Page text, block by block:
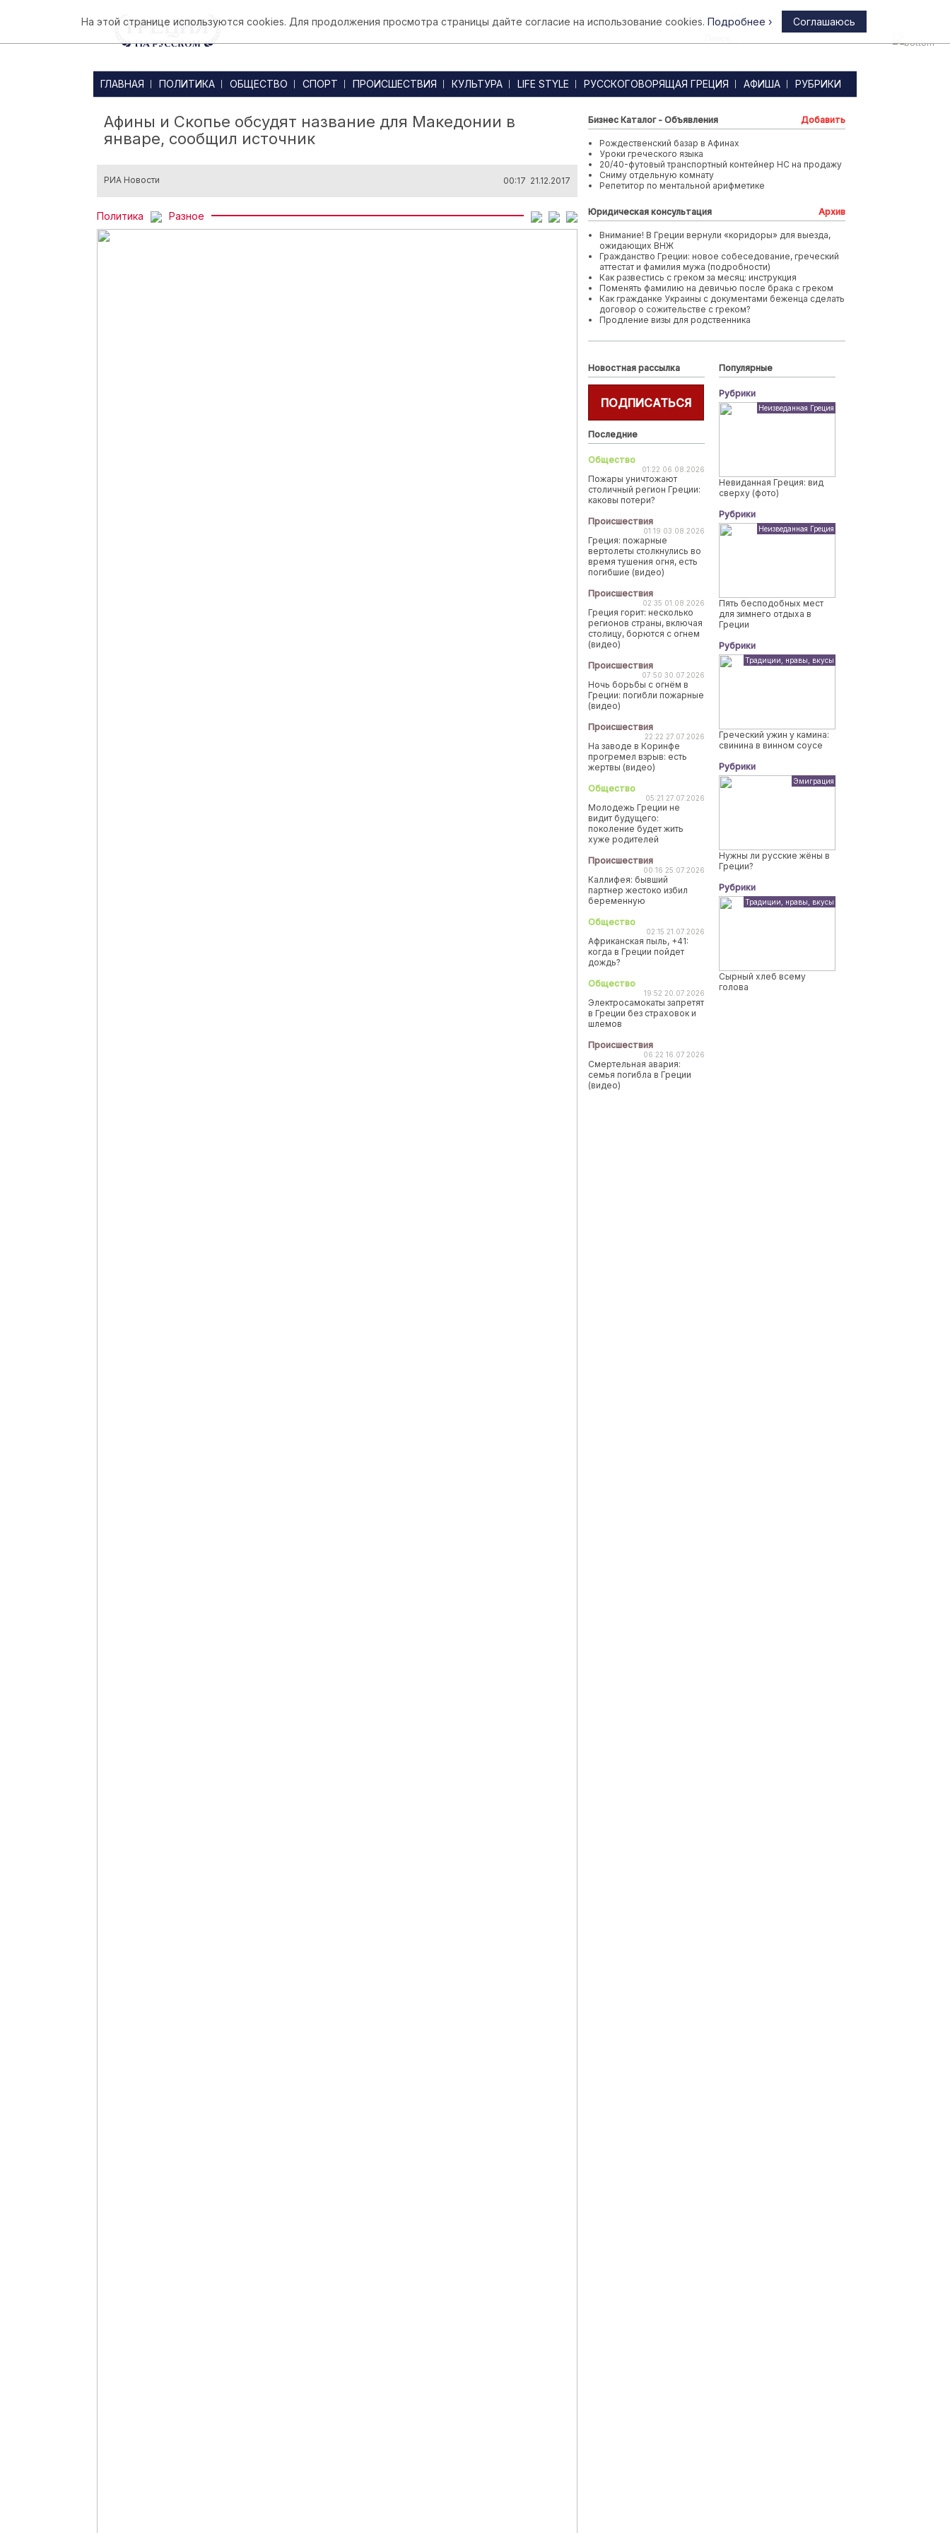
Афины
ГЛАВНАЯ ПОЛИТИКА ОБЩЕСТВО СПОРТ ПРОИСШЕСТВИЯ КУЛЬТУРА LIFE STYLE РУССКОГОВОРЯЩАЯ ГРЕЦИЯ АФИША РУБРИКИ
Афины и Скопье обсудят название для Македонии в
январе, сообщил источник
РИА Новости 00:17 21.12.2017
Политика Разное
Бизнес Каталог - Объявления Добавить
Рождественский базар в Афинах
Уроки греческого языка
20/40-футовый транспортный контейнер HC на продажу
Сниму отдельную комнату
Репетитор по ментальной арифметике
Юридическая консультация Архив
Внимание! В Греции вернули «коридоры» для выезда,
ожидающих ВНЖ
Гражданство Греции: новое собеседование, греческий
аттестат и фамилия мужа (подробности)
Как развестись с греком за месяц: инструкция
Поменять фамилию на девичью после брака с греком
Как гражданке Украины с документами беженца сделать
договор о сожительстве с греком?
Продление визы для родственника
Новостная рассылка
ПОДПИСАТЬСЯ
Последние
Общество
01:22 06.08.2026
Пожары уничтожают
столичный регион Греции:
каковы потери?
Происшествия
01:19 03.08.2026
Греция: пожарные
вертолеты столкнулись во
время тушения огня, есть
погибшие (видео)
Происшествия
02:35 01.08.2026
Греция горит: несколько
регионов страны, включая
столицу, борются с огнем
(видео)
Происшествия
07:50 30.07.2026
Ночь борьбы с огнём в
Греции: погибли пожарные
(видео)
Происшествия
22:22 27.07.2026
На заводе в Коринфе
прогремел взрыв: есть
жертвы (видео)
Общество
05:21 27.07.2026
Молодежь Греции не
видит будущего:
поколение будет жить
хуже родителей
Происшествия
00:16 25.07.2026
Каллифея: бывший
партнер жестоко избил
беременную
Общество
02:15 21.07.2026
Африканская пыль, +41:
когда в Греции пойдет
дождь?
Общество
19:52 20.07.2026
Электросамокаты запретят
в Греции без страховок и
шлемов
Происшествия
06:22 16.07.2026
Смертельная авария:
семья погибла в Греции
(видео)
Популярные
Рубрики
Неизведанная Греция
Невиданная Греция: вид
сверху (фото)
Рубрики
Неизведанная Греция
Пять бесподобных мест
для зимнего отдыха в
Греции
Рубрики
Традиции, нравы, вкусы
Греческий ужин у камина:
свинина в винном соусе
Рубрики
Эмиграция
Нужны ли русские жёны в
Греции?
Рубрики
Традиции, нравы, вкусы
Сырный хлеб всему
голова
На этой странице используются cookies. Для продолжения просмотра страницы дайте согласие на использование cookies. Подробнее › Соглашаюсь